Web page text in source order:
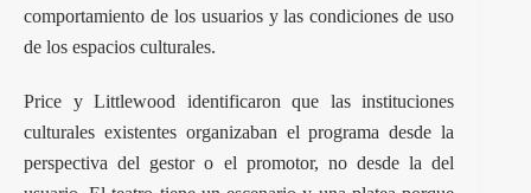
comportamiento de los usuarios y las condiciones de uso
de los espacios culturales.
Price y Littlewood identificaron que las instituciones
culturales existentes organizaban el programa desde la
perspectiva del gestor o el promotor, no desde la del